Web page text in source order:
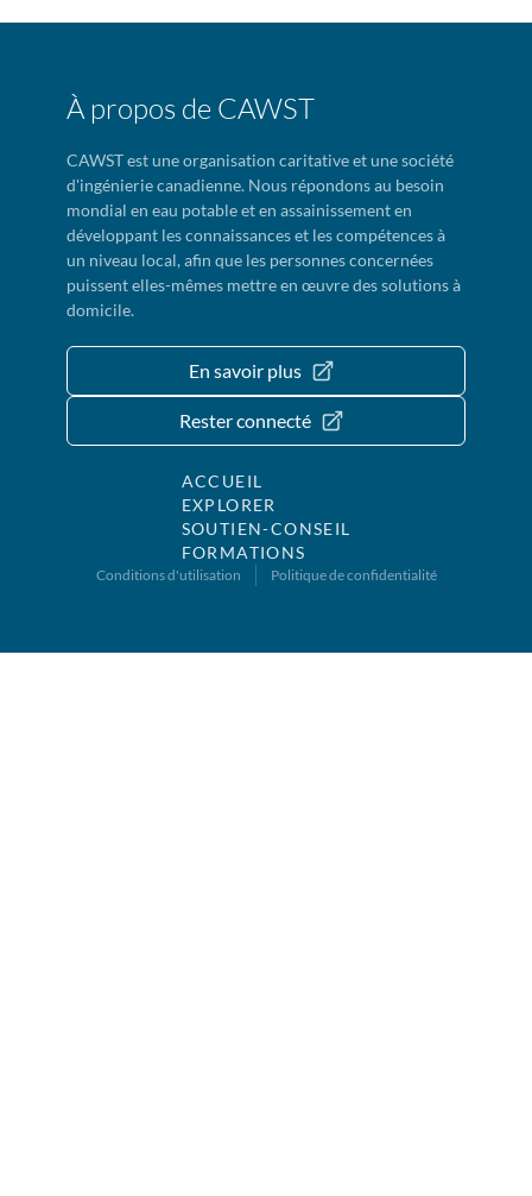
À propos de CAWST
CAWST est une organisation caritative et une société
d'ingénierie canadienne. Nous répondons au besoin
mondial en eau potable et en assainissement en
développant les connaissances et les compétences à
un niveau local, afin que les personnes concernées
puissent elles-mêmes mettre en œuvre des solutions à
domicile.
En savoir plus
Rester connecté
ACCUEIL
EXPLORER
SOUTIEN-CONSEIL
FORMATIONS
Conditions d'utilisation Politique de confidentialité